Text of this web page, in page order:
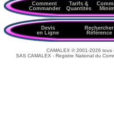
Comment
Commander
Tarifs &
Quantités
Devis
en Ligne
Rechercher
Référence
CAMALEX © 2001-2026 tous
SAS CAMALEX - Registre National du